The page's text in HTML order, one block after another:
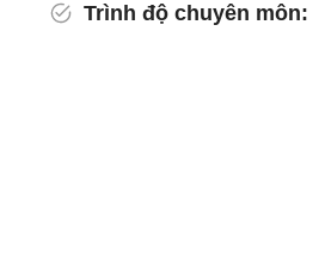
Trình độ chuyên môn: